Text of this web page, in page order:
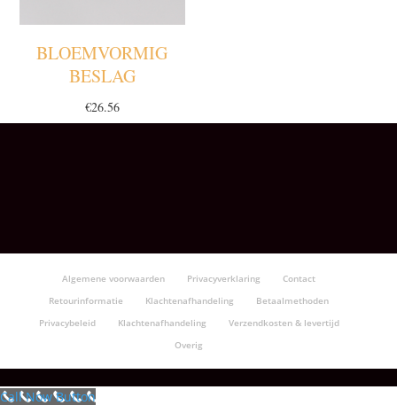
BLOEMVORMIG
BESLAG
€26.56
Algemene voorwaarden Privacyverklaring
Contact
Retourinformatie
Klachtenafhandeling
Betaalmethoden
Privacybeleid
Klachtenafhandeling
Verzendkosten & levertijd
Overig
Call Now Button